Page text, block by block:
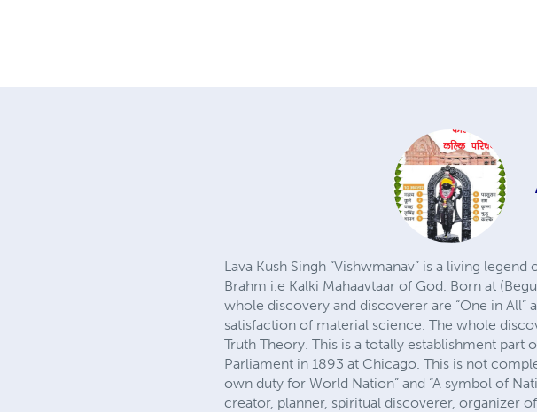
Lava Kush Singh “Vishwmanav” is a living
Brahm i.e Kalki Mahaavtaar of God. Born at
whole discovery and discoverer are “One in All”
satisfaction of material science. The whole
Truth Theory. This is a totally establishment
Parliament in 1893 at Chicago. This is not
own duty for World Nation” and “A symbol of
creator, planner, spiritual discoverer, organizer